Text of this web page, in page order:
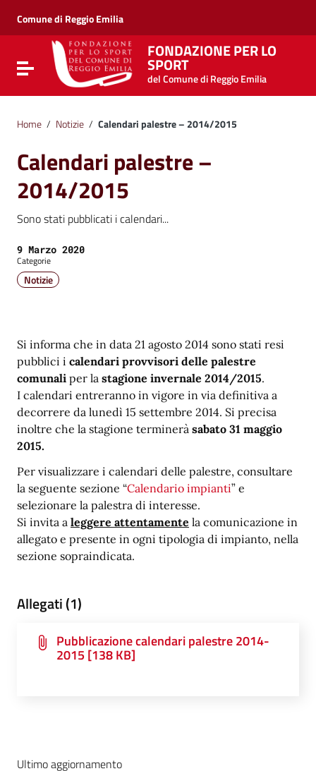
Vai al menu di navigazione
Vai al footer
Comune di Reggio Emilia
Attiva / disattiva la navigazione
FONDAZIONE PER LO
SPORT
del Comune di Reggio Emilia
Home / Notizie / Calendari palestre – 2014/2015
Calendari palestre –
2014/2015
Sono stati pubblicati i calendari...
Data:
9 Marzo 2020
Categorie
Notizie
Si informa che in data 21 agosto 2014 sono stati resi
pubblici i calendari provvisori delle palestre
comunali per la stagione invernale 2014/2015.
I calendari entreranno in vigore in via definitiva a
decorrere da lunedì 15 settembre 2014. Si precisa
inoltre che la stagione terminerà sabato 31 maggio
2015.
Per visualizzare i calendari delle palestre, consultare
la seguente sezione “Calendario impianti” e
selezionare la palestra di interesse.
Si invita a leggere attentamente la comunicazione in
allegato e presente in ogni tipologia di impianto, nella
sezione sopraindicata.
Allegati (1)
Pubblicazione calendari palestre 2014-
2015 [138 KB]
Ultimo aggiornamento